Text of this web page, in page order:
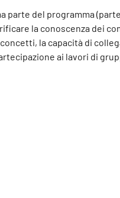
parte del programma
la conoscenza dei
la capacità di
ai lavori di